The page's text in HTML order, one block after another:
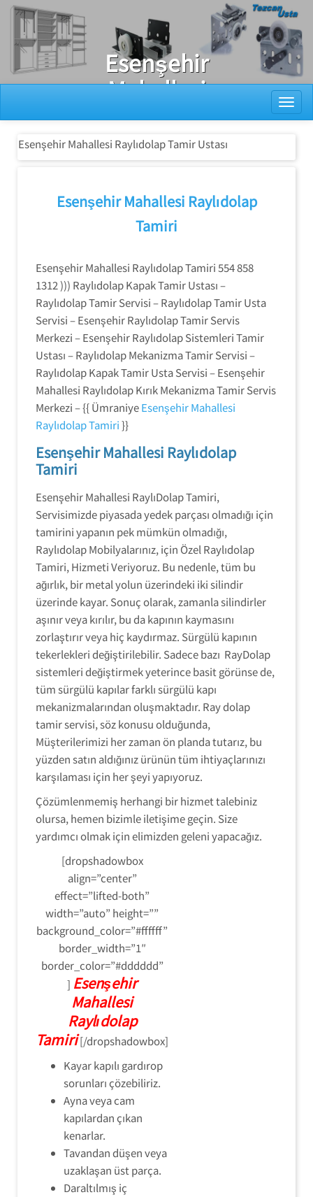
Ray Dolap Tamiri
Esenşehir
Mahallesi
Raylıdolap
Tamir Ustası
Esenşehir Mahallesi Raylıdolap Tamir Ustası
Esenşehir Mahallesi Raylıdolap
Tamiri
Esenşehir Mahallesi Raylıdolap Tamiri 554 858
1312 ))) Raylıdolap Kapak Tamir Ustası –
Raylıdolap Tamir Servisi – Raylıdolap Tamir Usta
Servisi – Esenşehir Raylıdolap Tamir Servis
Merkezi – Esenşehir Raylıdolap Sistemleri Tamir
Ustası – Raylıdolap Mekanizma Tamir Servisi –
Raylıdolap Kapak Tamir Usta Servisi – Esenşehir
Mahallesi Raylıdolap Kırık Mekanizma Tamir Servis
Merkezi – {{ ÜmraniyeEsenşehir Mahallesi
Raylıdolap Tamiri}}
Esenşehir Mahallesi Raylıdolap
Tamiri
Esenşehir Mahallesi RaylıDolap Tamiri,
Servisimizde piyasada yedek parçası olmadığı için
tamirini yapanın pek mümkün olmadığı,
Raylıdolap Mobilyalarınız, için Özel Raylıdolap
Tamiri, Hizmeti Veriyoruz. Bu nedenle, tüm bu
ağırlık, bir metal yolun üzerindeki iki silindir
üzerinde kayar. Sonuç olarak, zamanla silindirler
aşınır veya kırılır, bu da kapının kaymasını
zorlaştırır veya hiç kaydırmaz. Sürgülü kapının
tekerlekleri değiştirilebilir. Sadece bazı RayDolap
sistemleri değiştirmek yeterince basit görünse de,
tüm sürgülü kapılar farklı sürgülü kapı
mekanizmalarından oluşmaktadır. Ray dolap
tamir servisi, söz konusu olduğunda,
Müşterilerimizi her zaman ön planda tutarız, bu
yüzden satın aldığınız ürünün tüm ihtiyaçlarınızı
karşılaması için her şeyi yapıyoruz.
Çözümlenmemiş herhangi bir hizmet talebiniz
olursa, hemen bizimle iletişime geçin. Size
yardımcı olmak için elimizden geleni yapacağız.
[dropshadowbox
align=”center”
effect=”lifted-both”
width=”auto” height=””
background_color=”#ffffff”
border_width=”1″
border_color=”#dddddd”
] Esenşehir
Mahallesi
Raylıdolap
Tamiri[/dropshadowbox]
Kayar kapılı gardırop
sorunları çözebiliriz.
Ayna veya cam
kapılardan çıkan
kenarlar.
Tavandan düşen veya
uzaklaşan üst parça.
Daraltılmış iç